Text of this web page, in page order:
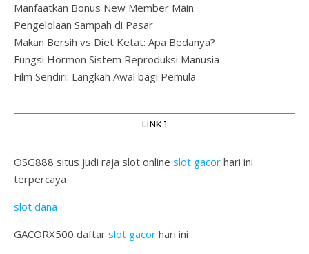
Manfaatkan Bonus New Member Main
Pengelolaan Sampah di Pasar
Makan Bersih vs Diet Ketat: Apa Bedanya?
Fungsi Hormon Sistem Reproduksi Manusia
Film Sendiri: Langkah Awal bagi Pemula
LINK 1
OSG888 situs judi raja slot online slot gacor hari ini
terpercaya
slot dana
GACORX500 daftar slot gacor hari ini